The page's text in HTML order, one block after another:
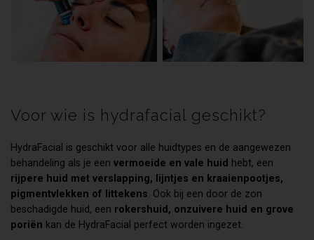
Voor wie is hydrafacial geschikt?
HydraFacial is geschikt voor alle huidtypes en de aangewezen
behandeling als je een vermoeide en vale huid hebt, een
rijpere huid met verslapping, lijntjes en kraaienpootjes,
pigmentvlekken of littekens. Ook bij een door de zon
beschadigde huid, een rokershuid, onzuivere huid en grove
poriën kan de HydraFacial perfect worden ingezet.